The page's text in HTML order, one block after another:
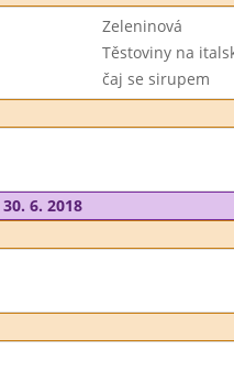
Zeleninová
Těstoviny na
čaj se sirupem
6. 2018